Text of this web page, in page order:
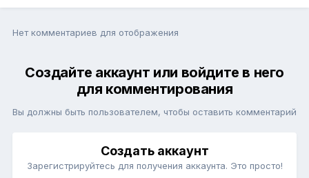
Нет комментариев для отображения
Создайте аккаунт или войдите в него
для комментирования
Вы должны быть пользователем, чтобы оставить комментарий
Создать аккаунт
Зарегистрируйтесь для получения аккаунта. Это просто!